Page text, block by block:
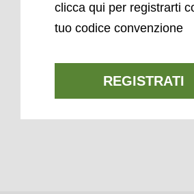
clicca qui per registrarti
tuo codice convenzione
REGISTRATI